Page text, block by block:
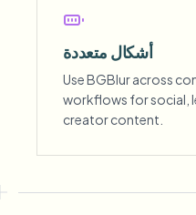
أشكال متعددة
Use BGBlur across
workflows for social,
creator content.